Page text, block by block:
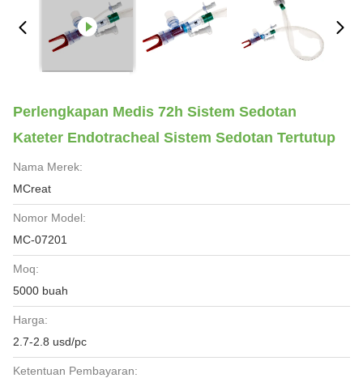
Perlengkapan Medis 72h Sistem Sedotan
Kateter Endotracheal Sistem Sedotan Tertutup
Nama Merek:
MCreat
Nomor Model:
MC-07201
Moq:
5000 buah
Harga:
2.7-2.8 usd/pc
Ketentuan Pembayaran: